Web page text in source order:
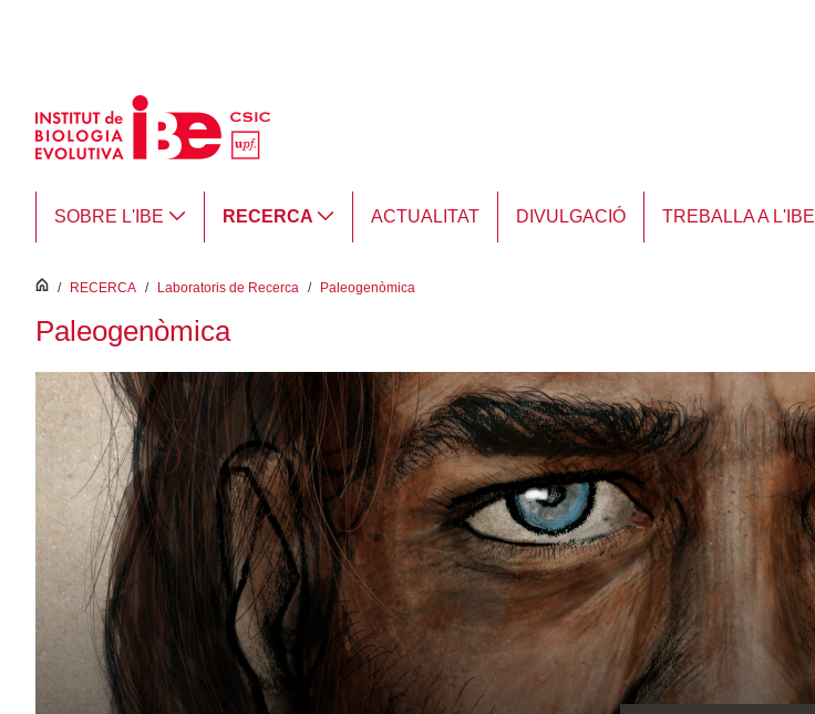
SOBRE L'IBE RECERCA ACTUALITAT DIVULGACIÓ TREBALLA A L'IBE
inici
/ RECERCA / Laboratoris de Recerca / Paleogenòmica
Paleogenòmica